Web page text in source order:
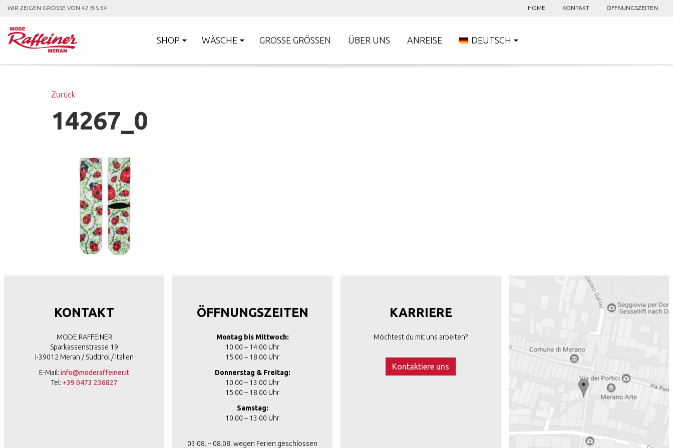
Zurück
14267_0
KONTAKT
MODE RAFFEINER
Sparkassenstrasse 19
I-39012 Meran / Südtirol / Italien
E-Mail: info@moderaffeiner.it
Tel: +39 0473 236827
ÖFFNUNGSZEITEN
Montag bis Mittwoch:
10.00 – 14.00 Uhr
15.00 – 18.00 Uhr
Donnerstag & Freitag:
10.00 – 13.00 Uhr
15.00 – 18.00 Uhr
Samstag:
10.00 – 13.00 Uhr
03.08. – 08.08. wegen Ferien geschlossen
KARRIERE
Möchtest du mit uns arbeiten?
Kontaktiere uns
WIR ZEIGEN GRÖSSE VON 42 BIS 64 HOME KONTAKT ÖFFNUNGSZEITEN
SHOP WÄSCHE GROSSE GRÖSSEN ÜBER UNS ANREISE DEUTSCH